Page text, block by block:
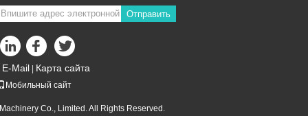
Офисное здание,
кораблей, грузовиков,
открытом воздухе
Офисное здание,
двери и окна
Отправить
E-Mail Карта сайта
Мобильный сайт
Co., Limited. All Rights Reserved.